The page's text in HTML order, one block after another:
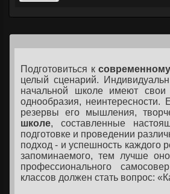
Подготовиться к
целый сценарий.
начальной школе имеют
однообразия, неинтересности.
резервы его мышления,
школе, составленные
подготовке и проведении
подход - и успешность каждого
запоминаемого, тем лучше
профессионального
классов должен стать вопрос: